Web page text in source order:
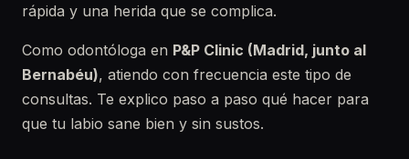
rápida y una herida que se complica.
Como odontóloga en P&P Clinic (Madrid, junto al
Bernabéu), atiendo con frecuencia este tipo de
consultas. Te explico paso a paso qué hacer para
que tu labio sane bien y sin sustos.